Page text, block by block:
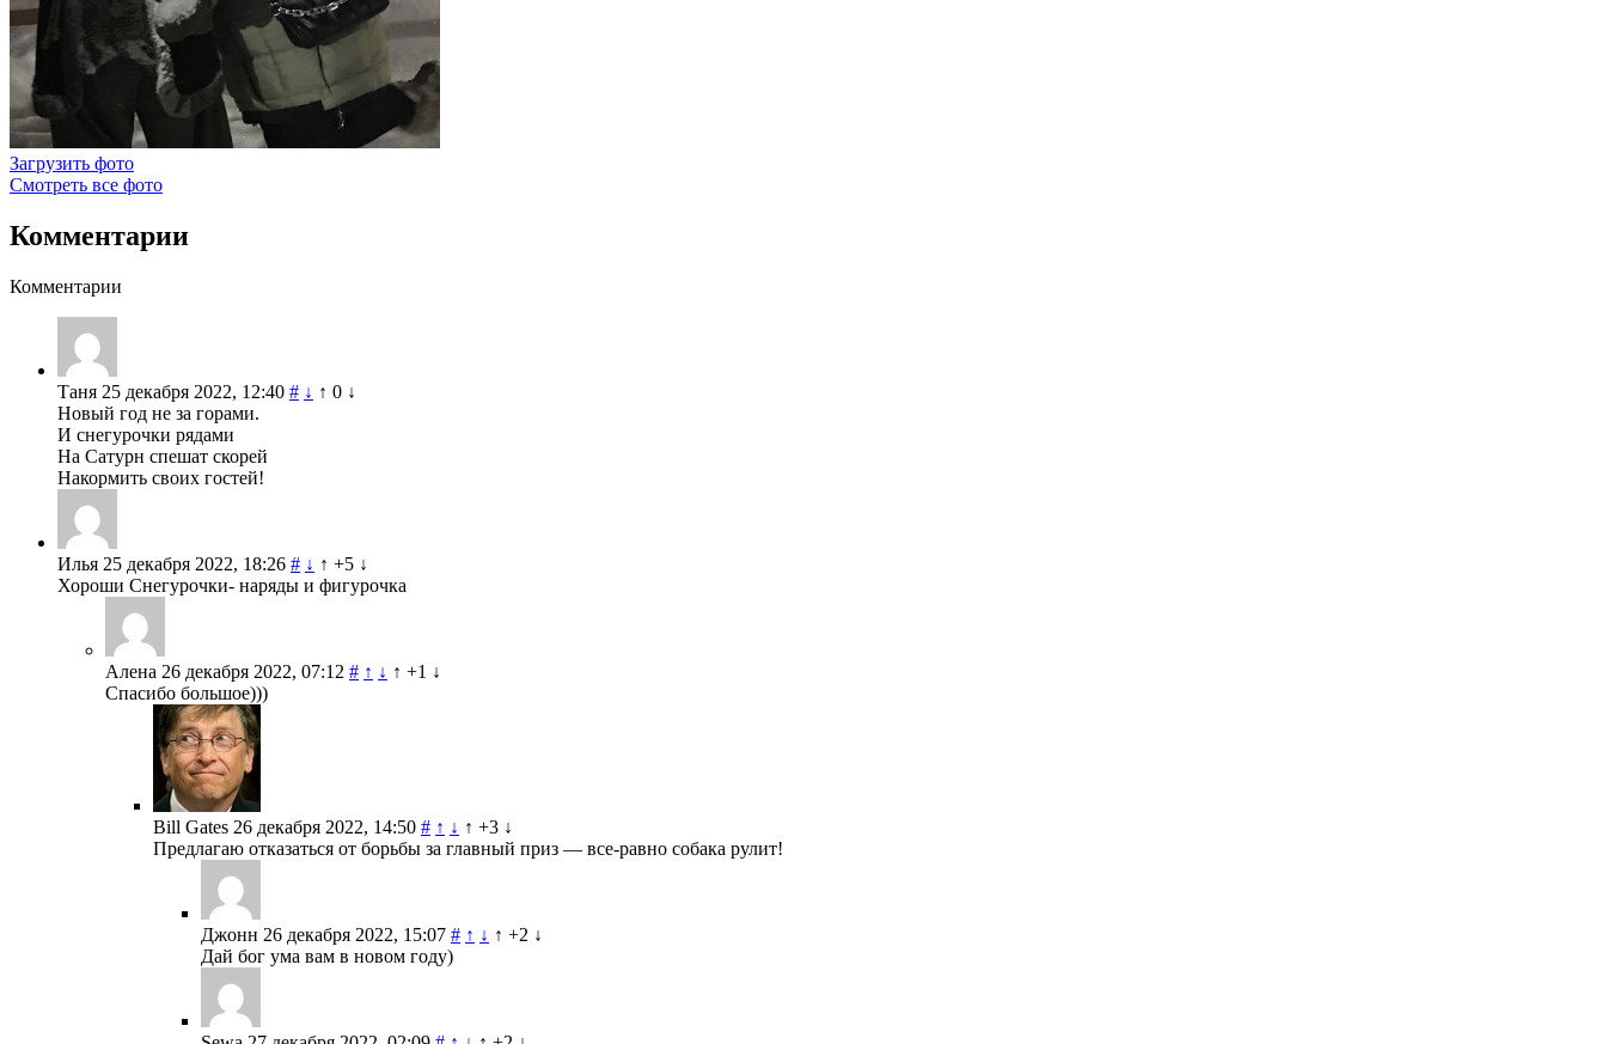
Загрузить фото
Смотреть все фото
Комментарии
Комментарии
Таня 25 декабря 2022, 12:40 # ↓ ↑ 0 ↓
Новый год не за горами.
И снегурочки рядами
На Сатурн спешат скорей
Накормить своих гостей!
Илья 25 декабря 2022, 18:26 # ↓ ↑ +5 ↓
Хороши Снегурочки- наряды и фигурочка
Алена 26 декабря 2022, 07:12 # ↑ ↓ ↑ +1 ↓
Спасибо большое)))
Bill Gates 26 декабря 2022, 14:50 # ↑ ↓ ↑ +3 ↓
Предлагаю отказаться от борьбы за главный приз — все-равно собака рулит!
Джонн 26 декабря 2022, 15:07 # ↑ ↓ ↑ +2 ↓
Дай бог ума вам в новом году)